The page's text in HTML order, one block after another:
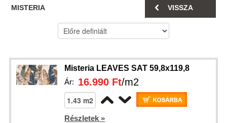
MISTERIA VISSZA
Misteria LEAVES SAT 59,8x119,8
Ár: 16.990 Ft/m2
Részletek »